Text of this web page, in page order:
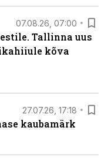
07.08.26, 07:00
Tallinna uus
kõva
27.07.26, 17:18
kaubamärk